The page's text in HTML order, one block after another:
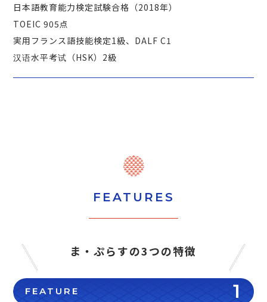
日本語教育能力検定試験合格（2018年）
TOEIC 905点
実用フランス語技能検定1級、DALF C1
汉语水平考试（HSK）2級
FEATURES
ま・ぷらすの3つの特徴
FEATURE 1